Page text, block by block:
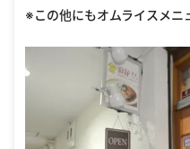
※この他にもオムライスメニ